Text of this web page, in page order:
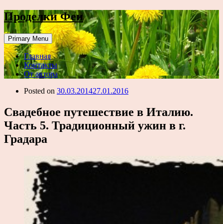
Проделки Феи
Primary Menu
Главная
Контакты
От автора
Posted on 30.03.201427.01.2016
Свадебное путешествие в Италию.
Часть 5. Традиционный ужин в г.
Градара